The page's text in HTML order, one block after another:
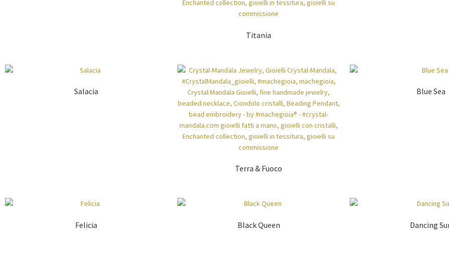
Titania
Salacia
Terra & Fuoco
Blue Sea
Felicia Black Queen Dancing